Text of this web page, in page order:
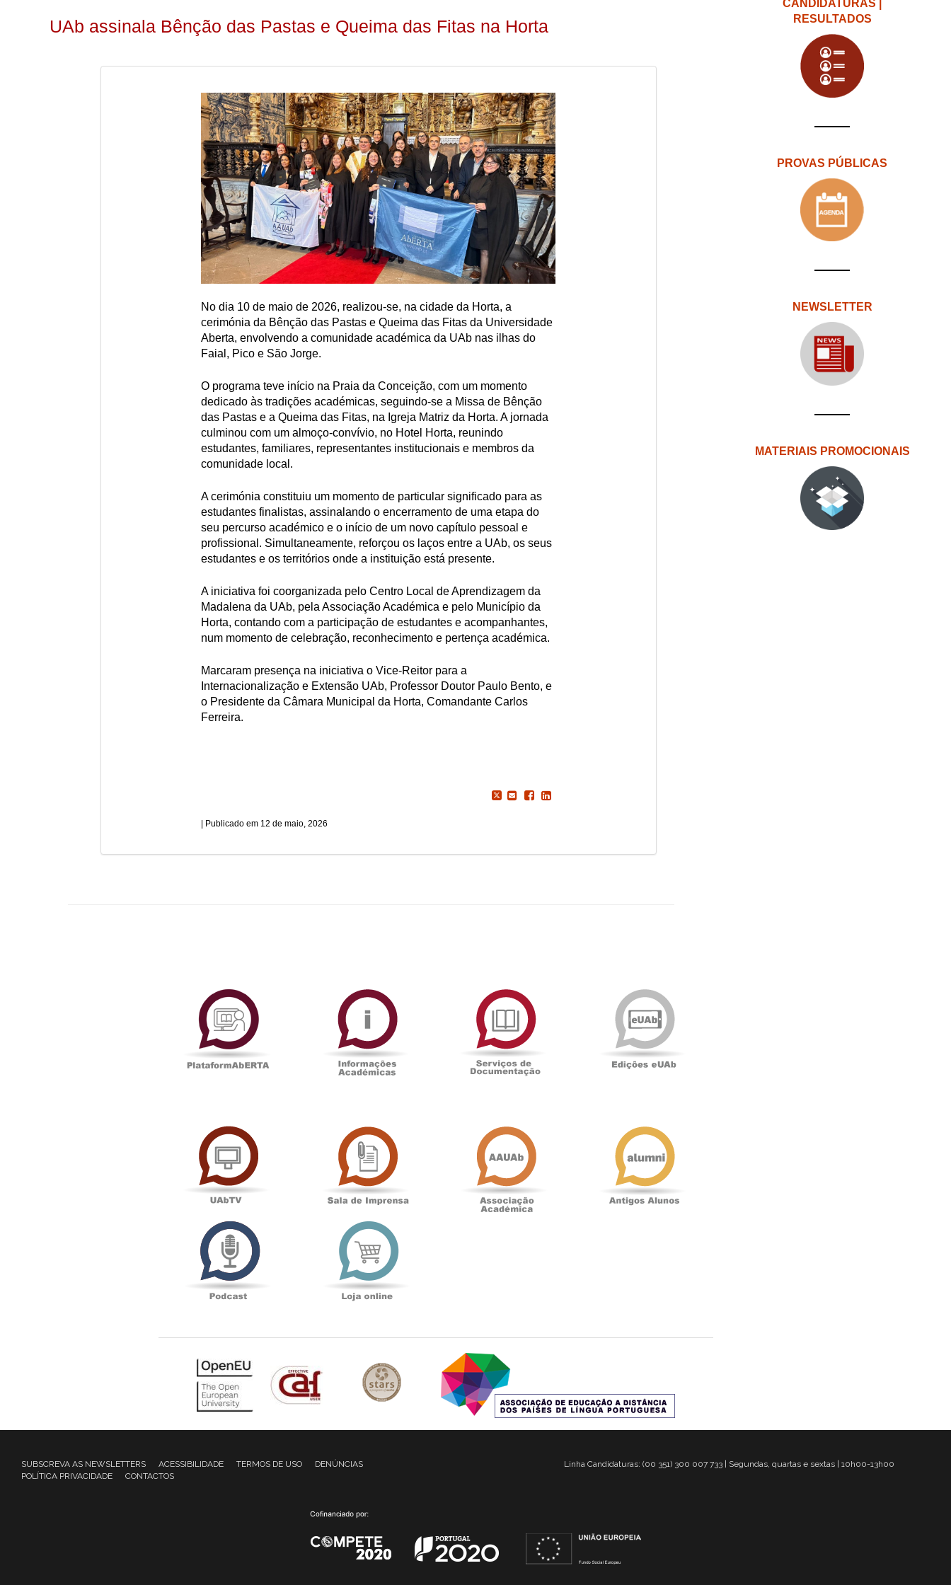
UAb assinala Bênção das Pastas e Queima das Fitas na Horta
No dia 10 de maio de 2026, realizou-se, na cidade da Horta, a
cerimónia da Bênção das Pastas e Queima das Fitas da Universidade
Aberta, envolvendo a comunidade académica da UAb nas ilhas do
Faial, Pico e São Jorge.
O programa teve início na Praia da Conceição, com um momento
dedicado às tradições académicas, seguindo-se a Missa de Bênção
das Pastas e a Queima das Fitas, na Igreja Matriz da Horta. A jornada
culminou com um almoço-convívio, no Hotel Horta, reunindo
estudantes, familiares, representantes institucionais e membros da
comunidade local.
A cerimónia constituiu um momento de particular significado para as
estudantes finalistas, assinalando o encerramento de uma etapa do
seu percurso académico e o início de um novo capítulo pessoal e
profissional. Simultaneamente, reforçou os laços entre a UAb, os seus
estudantes e os territórios onde a instituição está presente.
A iniciativa foi coorganizada pelo Centro Local de Aprendizagem da
Madalena da UAb, pela Associação Académica e pelo Município da
Horta, contando com a participação de estudantes e acompanhantes,
num momento de celebração, reconhecimento e pertença académica.
Marcaram presença na iniciativa o Vice-Reitor para a
Internacionalização e Extensão UAb, Professor Doutor Paulo Bento, e
o Presidente da Câmara Municipal da Horta, Comandante Carlos
Ferreira.
12 de maio, 2026
CANDIDATURAS |
RESULTADOS
PROVAS PÚBLICAS
NEWSLETTER
MATERIAIS PROMOCIONAIS
PlataformAberta
Académicas
Documentação
SUBSCREVA AS NEWSLETTERS ACESSIBILIDADE TERMOS DE USO
DENÚNCIAS
POLÍTICA PRIVACIDADE
CONTACTOS
Linha Candidaturas: (00 351) 300 007 733 | Segundas, quartas e sextas | 10h00-13h00